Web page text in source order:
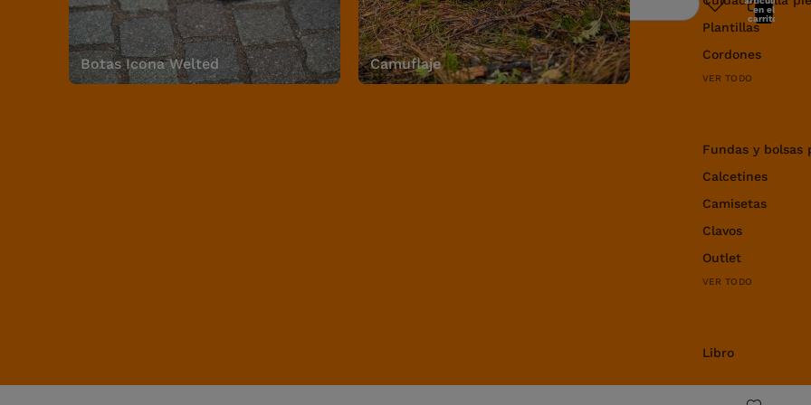
Botas Icona Welted Camuflaje
Plantillas
Cordones
VER TODO
Fundas y bolsas
Calcetines
Camisetas
Clavos
Outlet
VER TODO
Libro
Buscar
en el
carrito: